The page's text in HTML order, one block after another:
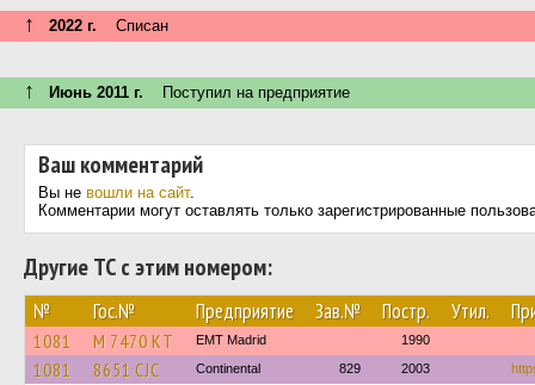
↑ 2022 г. Списан
↑ Июнь 2011 г. Поступил на предприятие
Ваш комментарий
Вы не вошли на сайт.
Комментарии могут оставлять только зарегистрированные
Другие ТС с этим номером:
№ Гос.№ Предприятие Зав.№ Постр. Утил.
1081 M 7470 KT EMT Madrid 1990
1081 8651 CJC Continental 829 2003